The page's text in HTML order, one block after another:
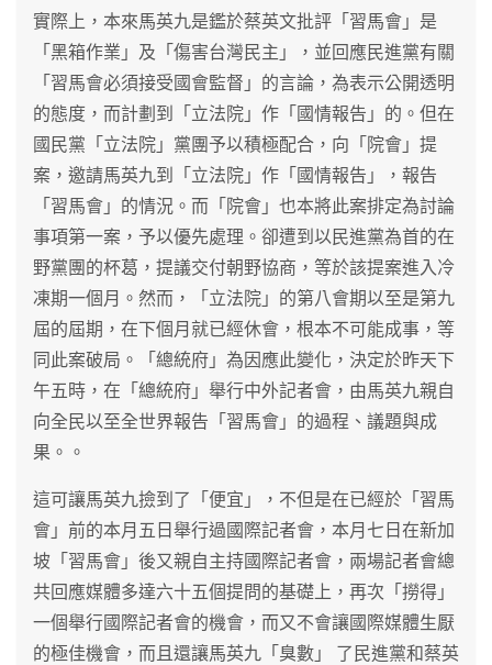
實際上，本來馬英九是鑑於蔡英文批評「習馬會」是
「黑箱作業」及「傷害台灣民主」，並回應民進黨有關
「習馬會必須接受國會監督」的言論，為表示公開透明
的態度，而計劃到「立法院」作「國情報告」的。但在
國民黨「立法院」黨團予以積極配合，向「院會」提
案，邀請馬英九到「立法院」作「國情報告」，報告
「習馬會」的情況。而「院會」也本將此案排定為討論
事項第一案，予以優先處理。卻遭到以民進黨為首的在
野黨團的杯葛，提議交付朝野協商，等於該提案進入冷
凍期一個月。然而，「立法院」的第八會期以至是第九
屆的屆期，在下個月就已經休會，根本不可能成事，等
同此案破局。「總統府」為因應此變化，決定於昨天下
午五時，在「總統府」舉行中外記者會，由馬英九親自
向全民以至全世界報告「習馬會」的過程、議題與成
果。。
這可讓馬英九撿到了「便宜」，不但是在已經於「習馬
會」前的本月五日舉行過國際記者會，本月七日在新加
坡「習馬會」後又親自主持國際記者會，兩場記者會總
共回應媒體多達六十五個提問的基礎上，再次「撈得」
一個舉行國際記者會的機會，而又不會讓國際媒體生厭
的極佳機會，而且還讓馬英九「臭數」 了民進黨和蔡英